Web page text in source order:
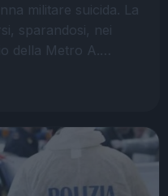
militare suicida. La
sparandosi, nei
della Metro A.…